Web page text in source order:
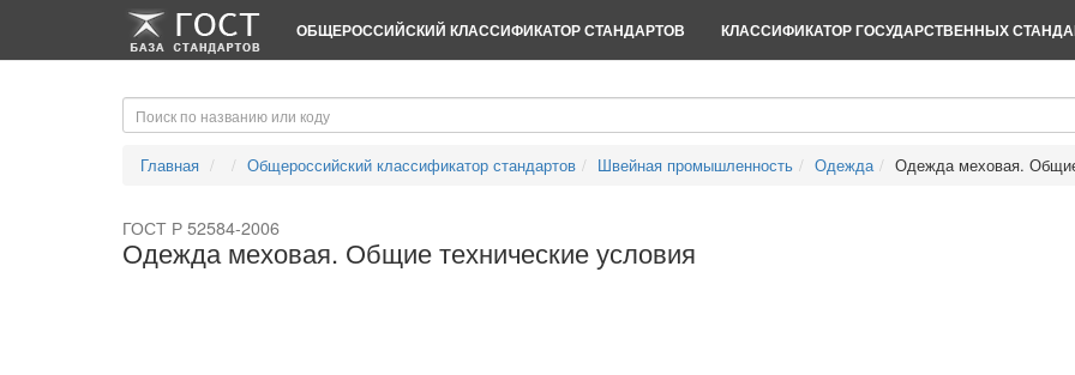
ОБЩЕРОССИЙСКИЙ КЛАССИФИКАТОР СТАНДАРТОВ КЛАССИФИКАТОР ГОСУДАРСТВЕННЫХ
Главная Общероссийский классификатор стандартов Швейная промышленность Одежда Одежда меховая.
ГОСТ Р 52584-2006
Одежда меховая. Общие технические условия